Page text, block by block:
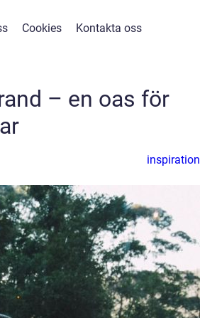
Cookies Kontakta oss
– en oas för
inspiration